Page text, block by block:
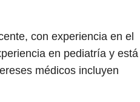
con experiencia en el
en pediatría y está
médicos incluyen